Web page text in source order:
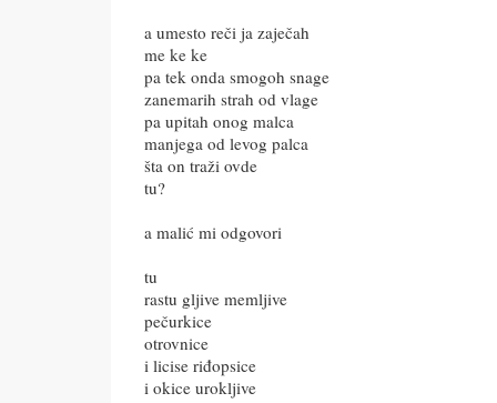
a umesto reči ja zaječah
me ke ke
pa tek onda smogoh snage
zanemarih strah od vlage
pa upitah onog malca
manjega od levog palca
šta on traži ovde
tu?
a malić mi odgovori
tu
rastu gljive memljive
pečurkice
otrovnice
i licise riđopsice
i okice urokljive